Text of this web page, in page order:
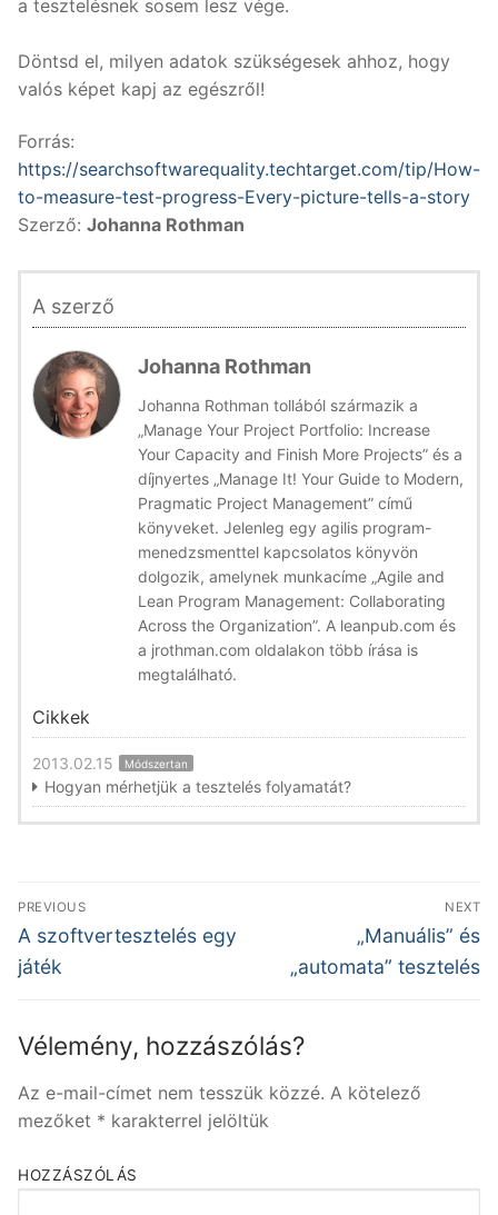
a tesztelésnek sosem lesz vége.
Döntsd el, milyen adatok szükségesek ahhoz, hogy
valós képet kapj az egészről!
Forrás:
https://searchsoftwarequality.techtarget.com/tip/How-
to-measure-test-progress-Every-picture-tells-a-story
Szerző: Johanna Rothman
A szerző
Johanna Rothman
Johanna Rothman tollából származik a
„Manage Your Project Portfolio: Increase
Your Capacity and Finish More Projects” és a
díjnyertes „Manage It! Your Guide to Modern,
Pragmatic Project Management” című
könyveket. Jelenleg egy agilis program-
menedzsmenttel kapcsolatos könyvön
dolgozik, amelynek munkacíme „Agile and
Lean Program Management: Collaborating
Across the Organization”. A leanpub.com és
a jrothman.com oldalakon több írása is
megtalálható.
Cikkek
2013.02.15 Módszertan
Hogyan mérhetjük a tesztelés folyamatát?
Bejegyzés
navigáció
PREVIOUS
Previous
post:
A szoftvertesztelés egy
játék
NEXT
Next
post:
„Manuális” és
„automata” tesztelés
Vélemény, hozzászólás?
Az e-mail-címet nem tesszük közzé. A kötelező
mezőket * karakterrel jelöltük
HOZZÁSZÓLÁS